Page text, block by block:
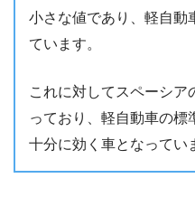
小さな値であり、軽自動
ています。
これに対してスペーシア
っており、軽自動車の標
十分に効く車となってい